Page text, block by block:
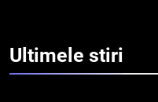
Ultimele stiri